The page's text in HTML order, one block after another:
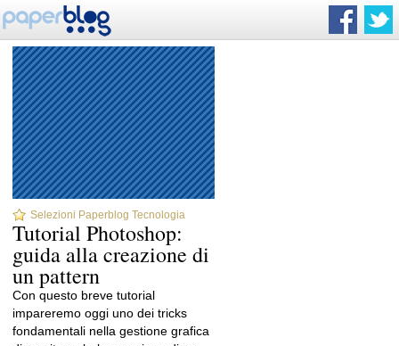
Selezioni Paperblog Tecnologia
Tutorial Photoshop:
guida alla creazione di
un pattern
Con questo breve tutorial
impareremo oggi uno dei tricks
fondamentali nella gestione grafica